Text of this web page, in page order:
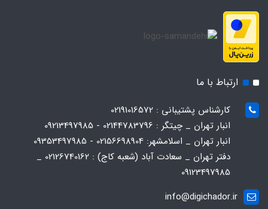
ارتباط با ما
کارشناس پشتیبانی : 02191016572
انبار تهران _ چیتگر : 02144783796 - 09213497985
انبار تهران _ اسلامشهر: 02156698904 - 09353497985
دفتر تهران _ سعادت آباد (شعبه کاج) : 02126740162 _
09123497985
info@digichador.ir